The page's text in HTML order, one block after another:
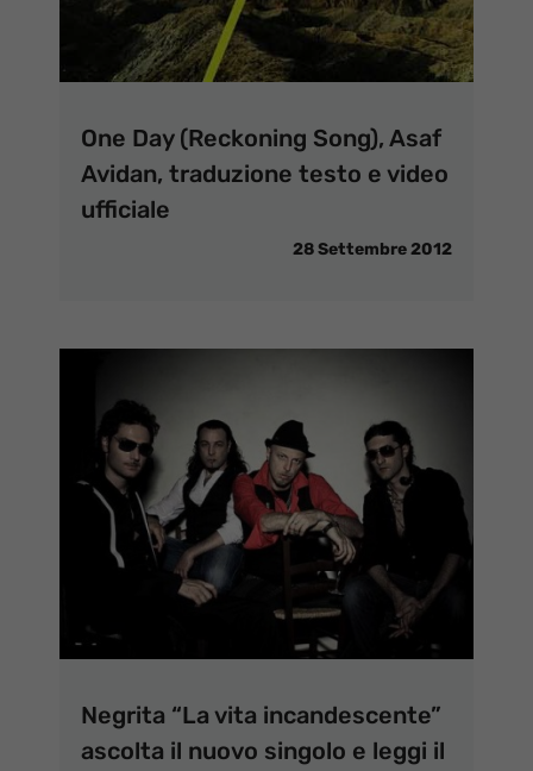
One Day (Reckoning Song), Asaf
Avidan, traduzione testo e video
ufficiale
28 Settembre 2012
Negrita “La vita incandescente”
ascolta il nuovo singolo e leggi il